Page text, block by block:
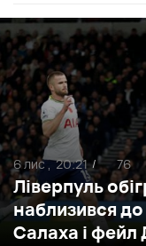
Ліверпуль
наблизився до
Салаха і фейл
6 лис , 20:21 / 76